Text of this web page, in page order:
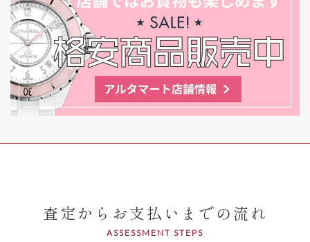
査定からお支払いまでの流れ
ASSESSMENT STEPS